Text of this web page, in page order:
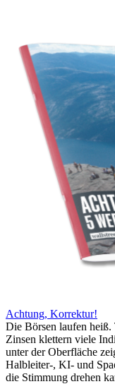
Achtung, Korrektur!
Die Börsen laufen heiß.
Zinsen klettern viele
unter der Oberfläche
Halbleiter-, KI- und
die Stimmung drehen